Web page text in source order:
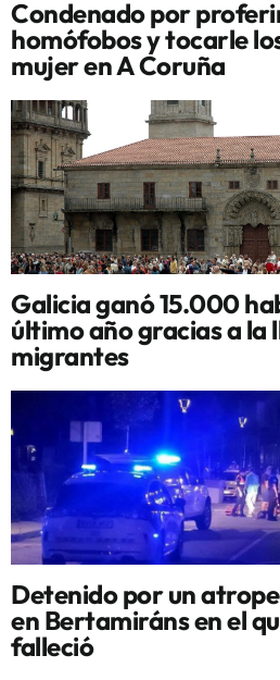
Condenado por
homófobos y tocarle
mujer en A Coruña
Galicia ganó 15.000
último año gracias a la
migrantes
Detenido por un
en Bertamiráns en el
falleció